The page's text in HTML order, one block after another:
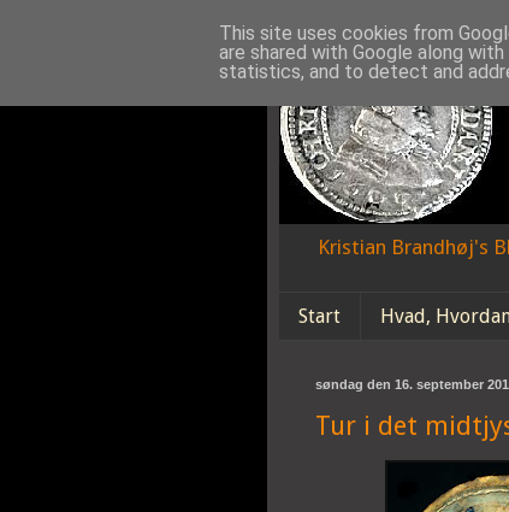
Kristian Brandhøj's
Start Hvad,
søndag den 16. september
Tur i det
This site uses cookies from
are shared with Google along
statistics, and to detect and